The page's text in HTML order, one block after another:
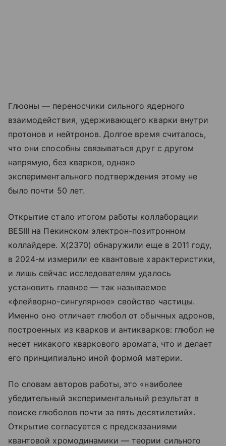
Глюоны — переносчики сильного ядерного
взаимодействия, удерживающего кварки внутри
протонов и нейтронов. Долгое время считалось,
что они способны связываться друг с другом
напрямую, без кварков, однако
экспериментального подтверждения этому не
было почти 50 лет.
Открытие стало итогом работы коллаборации
BESIII на Пекинском электрон-позитронном
коллайдере. X(2370) обнаружили еще в 2011 году,
в 2024-м измерили ее квантовые характеристики,
и лишь сейчас исследователям удалось
установить главное — так называемое
«флейворно-сингулярное» свойство частицы.
Именно оно отличает глюбол от обычных адронов,
построенных из кварков и антикварков: глюбол не
несет никакого кварковогo аромата, что и делает
его принципиально иной формой материи.
По словам авторов работы, это «наиболее
убедительный экспериментальный результат в
поиске глюболов почти за пять десятилетий».
Открытие согласуется с предсказаниями
квантовой хромодинамики — теории сильного